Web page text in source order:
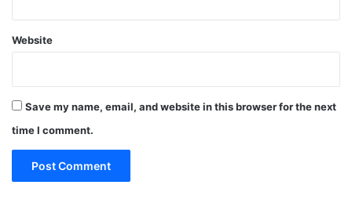
Website
Save my name, email, and website in this browser for the next
time I comment.